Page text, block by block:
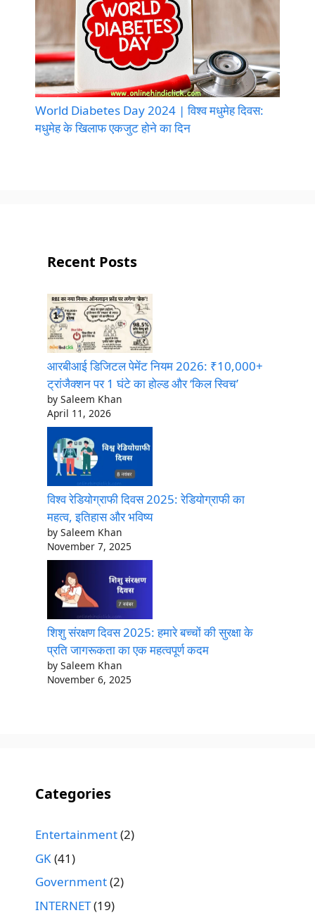
World Diabetes Day 2024 | विश्व मधुमेह दिवस:
मधुमेह के खिलाफ एकजुट होने का दिन
Recent Posts
आरबीआई डिजिटल पेमेंट नियम 2026: ₹10,000+
ट्रांजैक्शन पर 1 घंटे का होल्ड और ‘किल स्विच’
by Saleem Khan
April 11, 2026
विश्व रेडियोग्राफी दिवस 2025: रेडियोग्राफी का
महत्व, इतिहास और भविष्य
by Saleem Khan
November 7, 2025
शिशु संरक्षण दिवस 2025: हमारे बच्चों की सुरक्षा के
प्रति जागरूकता का एक महत्वपूर्ण कदम
by Saleem Khan
November 6, 2025
Categories
Entertainment(2)
GK(41)
Government(2)
INTERNET(19)